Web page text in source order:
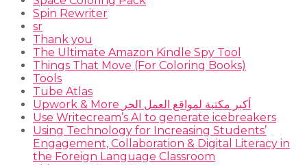
Spin Rewriter
sr
Thank you
The Ultimate Amazon Kindle Spy Tool
Things That Move (For Coloring Books)
Tools
Tube Atlas
Upwork & More أكبر مكتبة لمواقع العمل الحر
Use Writecream’s AI to generate icebreakers
Using Technology for Increasing Students’
Engagement, Collaboration & Digital Literacy in
the Foreign Language Classroom